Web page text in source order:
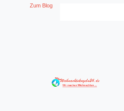
Zum Blog